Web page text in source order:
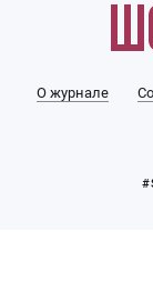
О журнале